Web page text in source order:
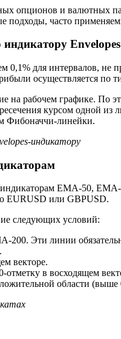
опционов и
подходы, часто
Envelopes
0,1% для интервалов,
осуществляется по
на рабочем графике. По
курсом одной из
Фибоначчи-линейки.
индикатору
индикаторам EMA-50,
EURUSD или GBPUSD.
следующих условий:
Эти линии
векторе.
отметку в восходящем
области (выше